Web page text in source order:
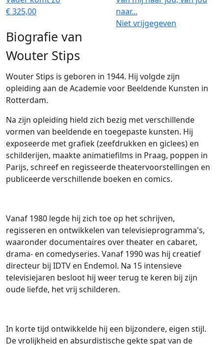
€ 325,00
naar...
Niet vrijgegeven
Biografie van
Wouter Stips
Wouter Stips is geboren in 1944. Hij volgde zijn
opleiding aan de Academie voor Beeldende Kunsten in
Rotterdam.
Na zijn opleiding hield zich bezig met verschillende
vormen van beeldende en toegepaste kunsten. Hij
exposeerde met grafiek (zeefdrukken en giclees) en
schilderijen, maakte animatiefilms in Praag, poppen in
Parijs, schreef en regisseerde theatervoorstellingen en
publiceerde verschillende boeken en comics.
Vanaf 1980 legde hij zich toe op het schrijven,
regisseren en ontwikkelen van televisieprogramma's,
waaronder documentaires over theater en cabaret,
drama- en comedyseries. Vanaf 1990 was hij creatief
directeur bij IDTV en Endemol. Na 15 intensieve
televisiejaren besloot hij weer terug te keren bij zijn
oude liefde, het vrij schilderen.
In korte tijd ontwikkelde hij een bijzondere, eigen stijl.
De vrolijkheid en absurdistische gekte spat van de